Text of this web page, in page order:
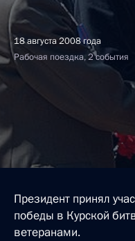
18 августа 2008 года
Рабочая поездка, 2 события
Президент принял
победы в Курской
ветеранами.